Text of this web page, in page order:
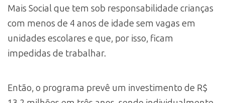
Mais Social que tem sob responsabilidade crianças
com menos de 4 anos de idade sem vagas em
unidades escolares e que, por isso, ficam
impedidas de trabalhar.
Então, o programa prevê um investimento de R$